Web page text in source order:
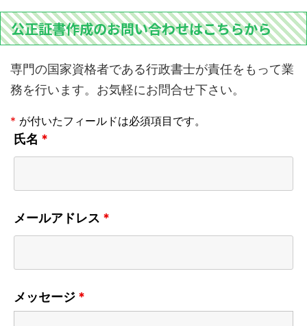
公正証書作成のお問い合わせはこちらから
専門の国家資格者である行政書士が責任をもって業
務を行います。お気軽にお問合せ下さい。
* が付いたフィールドは必須項目です。
氏名 *
メールアドレス *
メッセージ *